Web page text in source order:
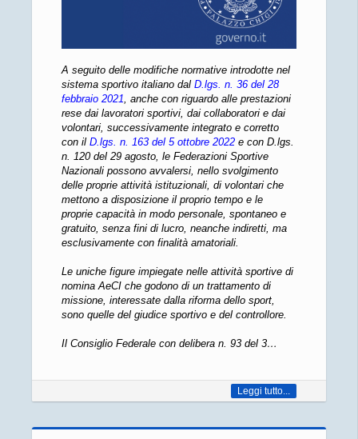
A seguito delle modifiche normative introdotte nel
sistema sportivo italiano dal D.lgs. n. 36 del 28
febbraio 2021, anche con riguardo alle prestazioni
rese dai lavoratori sportivi, dai collaboratori e dai
volontari, successivamente integrato e corretto
con il D.lgs. n. 163 del 5 ottobre 2022e con D.lgs.
n. 120 del 29 agosto, le Federazioni Sportive
Nazionali possono avvalersi, nello svolgimento
delle proprie attività istituzionali, di volontari che
mettono a disposizione il proprio tempo e le
proprie capacità in modo personale, spontaneo e
gratuito, senza fini di lucro, neanche indiretti, ma
esclusivamente con finalità amatoriali.
Le uniche figure impiegate nelle attività sportive di
nomina AeCI che godono di un trattamento di
missione, interessate dalla riforma dello sport,
sono quelle del giudice sportivo e del controllore.
Il Consiglio Federale con delibera n. 93 del 3…
Leggi tutto...